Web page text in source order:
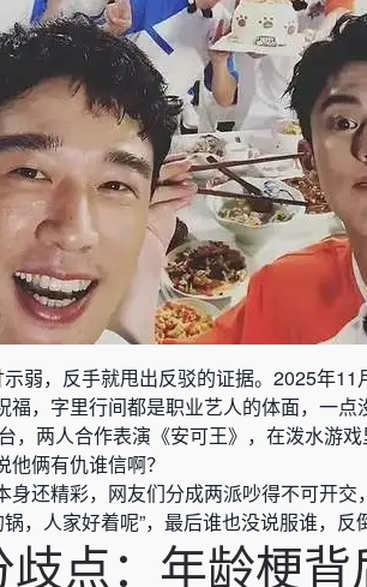
弱，反手就甩出反驳的证据。2025年11
福，字里行间都是职业艺人的体面，一
，两人合作表演《安可王》，在泼水游
俩有仇谁信啊？
还精彩，网友们分成两派吵得不可开交
，人家好着呢”，最后谁也没说服谁，反
点：年龄梗